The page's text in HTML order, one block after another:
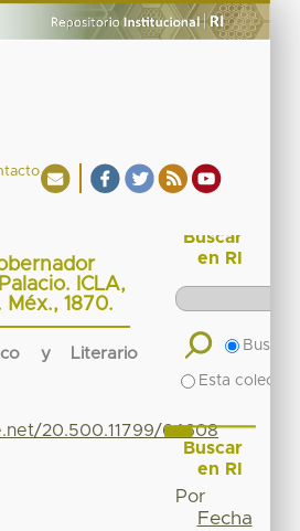
ICLA,
Méx., 1870.
y Literario
20.500.11799/64608
Buscar
en RI
Buscar
Esta
Buscar
en RI
Por
Fecha